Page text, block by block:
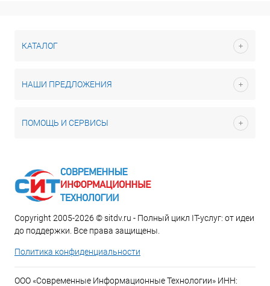
КАТАЛОГ
НАШИ ПРЕДЛОЖЕНИЯ
ПОМОЩЬ И СЕРВИСЫ
Copyright 2005-2026 © sitdv.ru - Полный цикл IT-услуг: от идеи
до поддержки. Все права защищены.
Политика конфиденциальности
ООО «Современные Информационные Технологии» ИНН: